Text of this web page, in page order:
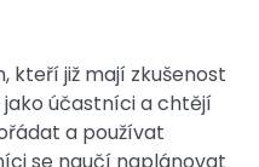
kteří již mají zkušenost
jako účastníci a chtějí
a používat